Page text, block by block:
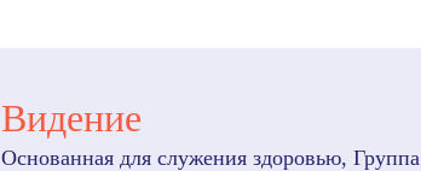
Видение
Основанная для служения здоровью, Группа